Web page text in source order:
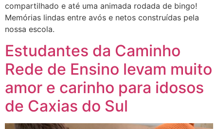
compartilhado e até uma animada rodada de bingo!
Memórias lindas entre avós e netos construídas pela
nossa escola.
Estudantes da Caminho
Rede de Ensino levam muito
amor e carinho para idosos
de Caxias do Sul